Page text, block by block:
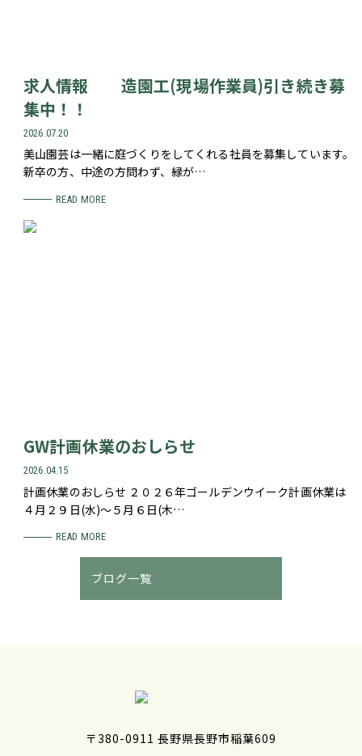
求人情報 造園工(現場作業員)引き続き募
集中！！
2026.07.20
美山園芸は一緒に庭づくりをしてくれる社員を募集しています。
新卒の方、中途の方問わず、緑が…
READ MORE
GW計画休業のおしらせ
2026.04.15
計画休業のおしらせ ２０２６年ゴールデンウイーク計画休業は
４月２９日(水)～５月６日(木…
READ MORE
ブログ一覧
〒380-0911 長野県長野市稲葉609